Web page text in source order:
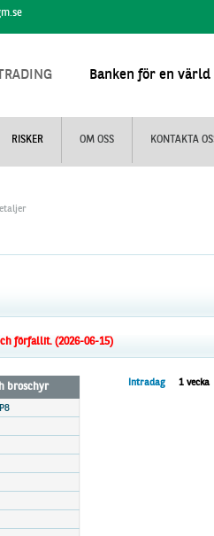
Banken för en
RISKER OM OSS KONTAKTA
förfallit. (2026-06-15)
broschyr Intradag 1 vecka